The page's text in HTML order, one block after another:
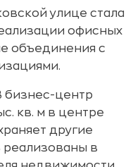
улице стала
офисных
объединения с
бизнес-центр
кв. м в центре
другие
реализованы в